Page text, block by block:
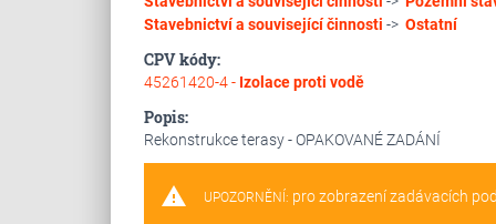
Stavebnictví a související činnosti -> Ostatní
CPV kódy:
45261420-4 - Izolace proti vodě
Popis:
Rekonstrukce terasy - OPAKOVANÉ ZADÁNÍ
warning UPOZORNĚNÍ: pro zobrazení zadávacích